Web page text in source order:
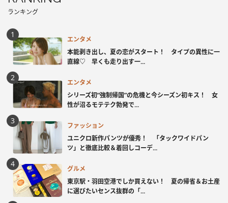
ランキング
エンタメ
本能剥き出し、夏の恋がスタート！ タイプの異性に一
直線♡ 早くも走り出す一...
エンタメ
シリーズ初“強制帰国”の危機と今シーズン初キス！ 女
性が沼るモテテク勃発で...
ファッション
ユニクロ新作パンツが優秀！ 「タックワイドパン
ツ」と徹底比較＆着回しコーデ...
グルメ
東京駅・羽田空港でしか買えない！ 夏の帰省＆お土産
に選びたいセンス抜群の「...